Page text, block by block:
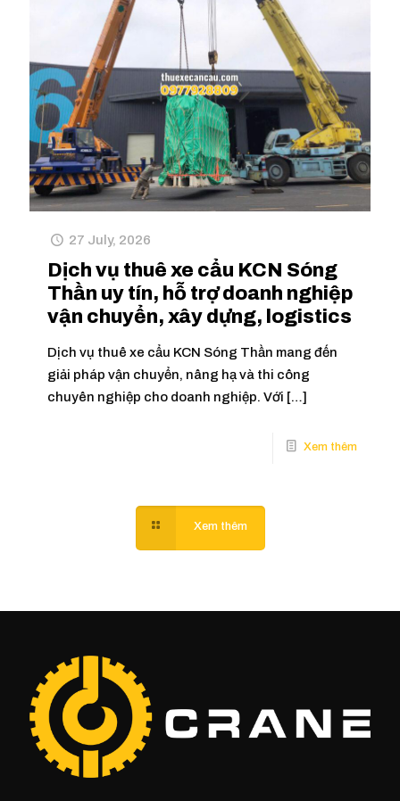
27 July, 2026
Dịch vụ thuê xe cẩu KCN Sóng
Thần uy tín, hỗ trợ doanh nghiệp
vận chuyển, xây dựng, logistics
Dịch vụ thuê xe cẩu KCN Sóng Thần mang đến
giải pháp vận chuyển, nâng hạ và thi công
chuyên nghiệp cho doanh nghiệp. Với […]